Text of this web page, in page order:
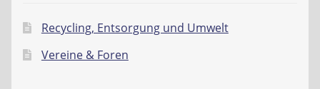
Recycling, Entsorgung und Umwelt
Vereine & Foren